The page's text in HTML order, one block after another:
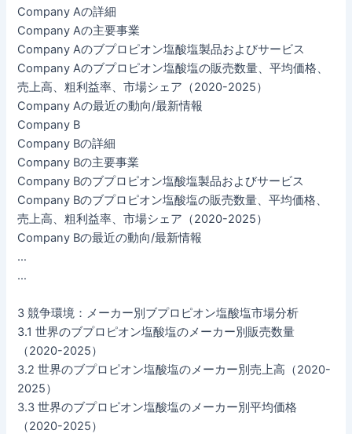
Company Aの詳細
Company Aの主要事業
Company Aのブプロピオン塩酸塩製品およびサービス
Company Aのブプロピオン塩酸塩の販売数量、平均価格、
売上高、粗利益率、市場シェア（2020-2025）
Company Aの最近の動向/最新情報
Company B
Company Bの詳細
Company Bの主要事業
Company Bのブプロピオン塩酸塩製品およびサービス
Company Bのブプロピオン塩酸塩の販売数量、平均価格、
売上高、粗利益率、市場シェア（2020-2025）
Company Bの最近の動向/最新情報
…
…
3 競争環境：メーカー別ブプロピオン塩酸塩市場分析
3.1 世界のブプロピオン塩酸塩のメーカー別販売数量
（2020-2025）
3.2 世界のブプロピオン塩酸塩のメーカー別売上高（2020-
2025）
3.3 世界のブプロピオン塩酸塩のメーカー別平均価格
（2020-2025）